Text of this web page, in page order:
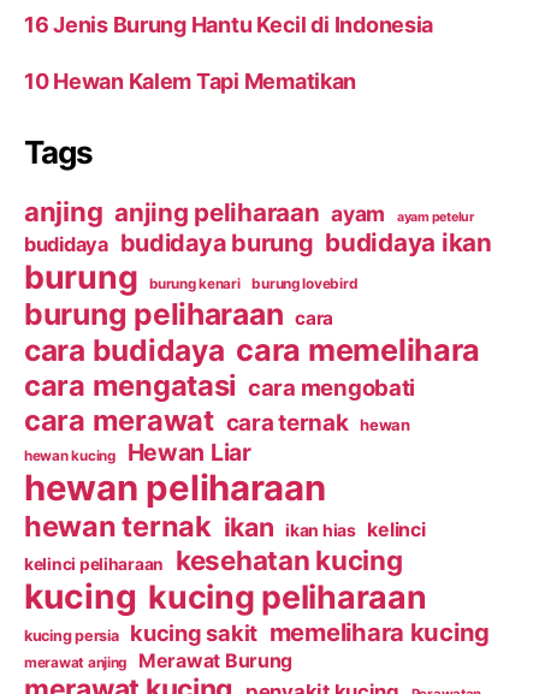
16 Jenis Burung Hantu Kecil di Indonesia
10 Hewan Kalem Tapi Mematikan
Tags
anjing anjing peliharaan ayam ayam petelur
budidaya budidaya burung budidaya ikan
burung burung kenari burung lovebird
burung peliharaan cara
cara budidaya cara memelihara
cara mengatasi cara mengobati
cara merawat cara ternak hewan
hewan kucing Hewan Liar
hewan peliharaan
hewan ternak ikan ikan hias kelinci
kelinci peliharaan kesehatan kucing
kucing kucing peliharaan
kucing persia kucing sakit memelihara kucing
merawat anjing Merawat Burung